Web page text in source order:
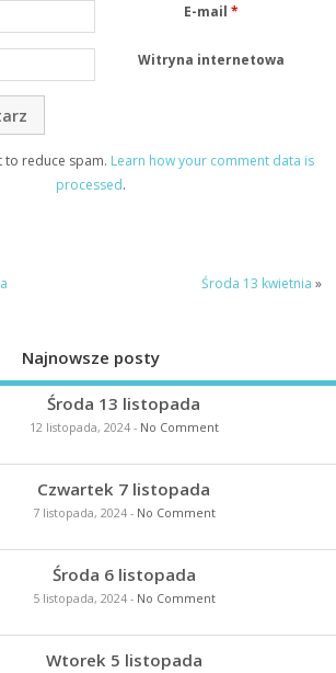
E-mail *
Witryna internetowa
to reduce spam. Learn how your comment data is
processed.
Środa 13 kwietnia »
Najnowsze posty
Środa 13 listopada
12 listopada, 2024- No Comment
Czwartek 7 listopada
7 listopada, 2024- No Comment
Środa 6 listopada
5 listopada, 2024- No Comment
Wtorek 5 listopada